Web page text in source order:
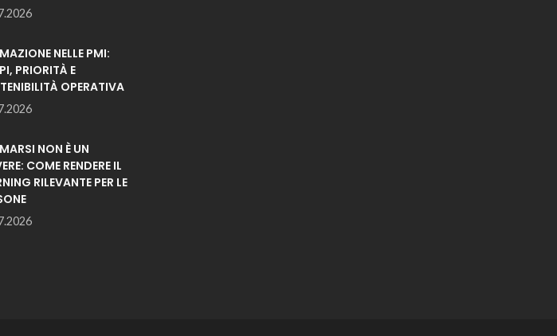
NELLE PMI:
PRIORITÀ E
OPERATIVA
NON È UN
COME RENDERE IL
RILEVANTE PER LE